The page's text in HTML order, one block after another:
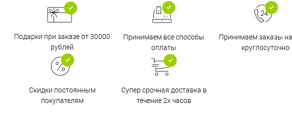
Подарки при заказе от 30000
рублей
Принимаем все способы
оплаты
Принимаем заказы на
круглосуточно
Скидки постоянным
покупателям
Супер срочная доставка в
течение 2х часов